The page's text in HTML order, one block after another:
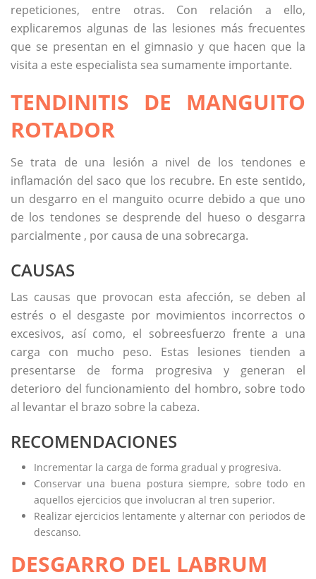
repeticiones, entre otras. Con relación a ello,
explicaremos algunas de las lesiones más frecuentes
que se presentan en el gimnasio y que hacen que la
visita a este especialista sea sumamente importante.
TENDINITIS DE MANGUITO
ROTADOR
Se trata de una lesión a nivel de los tendones e
inflamación del saco que los recubre. En este sentido,
un desgarro en el manguito ocurre debido a que uno
de los tendones se desprende del hueso o desgarra
parcialmente , por causa de una sobrecarga.
CAUSAS
Las causas que provocan esta afección, se deben al
estrés o el desgaste por movimientos incorrectos o
excesivos, así como, el sobreesfuerzo frente a una
carga con mucho peso. Estas lesiones tienden a
presentarse de forma progresiva y generan el
deterioro del funcionamiento del hombro, sobre todo
al levantar el brazo sobre la cabeza.
RECOMENDACIONES
Incrementar la carga de forma gradual y progresiva.
Conservar una buena postura siempre, sobre todo en
aquellos ejercicios que involucran al tren superior.
Realizar ejercicios lentamente y alternar con periodos de
descanso.
DESGARRO DEL LABRUM